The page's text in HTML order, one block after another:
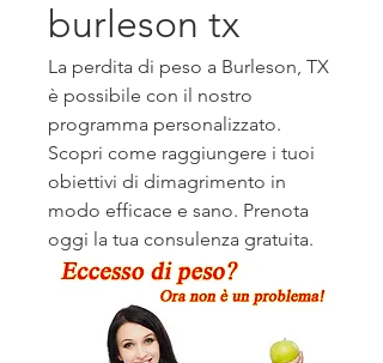
burleson tx
La perdita di peso a Burleson, TX
è possibile con il nostro
programma personalizzato.
Scopri come raggiungere i tuoi
obiettivi di dimagrimento in
modo efficace e sano. Prenota
oggi la tua consulenza gratuita.